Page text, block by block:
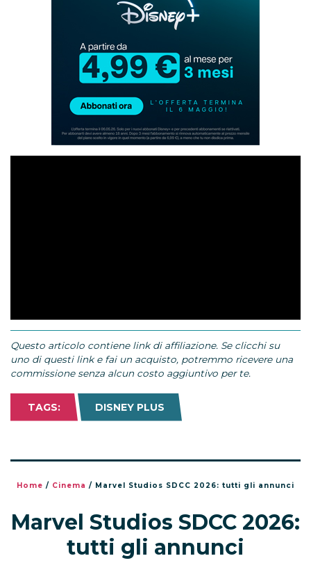
promozione
Questo articolo contiene link di affiliazione. Se clicchi su
uno di questi link e fai un acquisto, potremmo ricevere una
commissione senza alcun costo aggiuntivo per te.
TAGS: DISNEY PLUS
Home / Cinema / Marvel Studios SDCC 2026: tutti gli annunci
Marvel Studios SDCC 2026:
tutti gli annunci